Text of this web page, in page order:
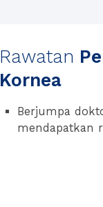
Rawatan
Kornea
Berjumpa
mendapatkan